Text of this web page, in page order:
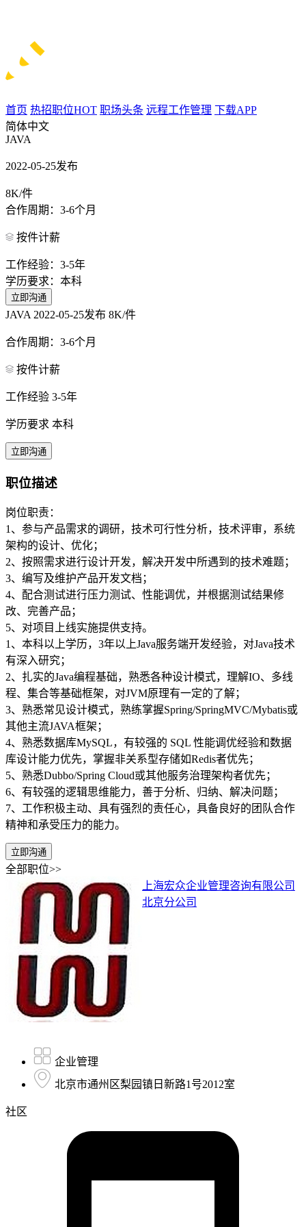
首页 热招职位HOT 职场头条 远程工作管理 下载APP
简体中文
JAVA
2022-05-25发布
8K/件
合作周期：3-6个月
按件计薪
工作经验：3-5年
学历要求：本科
立即沟通
JAVA 2022-05-25发布 8K/件
合作周期：3-6个月
按件计薪
工作经验 3-5年
学历要求 本科
立即沟通
职位描述
岗位职责：
1、参与产品需求的调研，技术可行性分析，技术评审，系统
架构的设计、优化；
2、按照需求进行设计开发，解决开发中所遇到的技术难题；
3、编写及维护产品开发文档；
4、配合测试进行压力测试、性能调优，并根据测试结果修
改、完善产品；
5、对项目上线实施提供支持。
1、本科以上学历，3年以上Java服务端开发经验，对Java技术
有深入研究；
2、扎实的Java编程基础，熟悉各种设计模式，理解IO、多线
程、集合等基础框架，对JVM原理有一定的了解；
3、熟悉常见设计模式，熟练掌握Spring/SpringMVC/Mybatis或
其他主流JAVA框架；
4、熟悉数据库MySQL，有较强的 SQL 性能调优经验和数据
库设计能力优先，掌握非关系型存储如Redis者优先；
5、熟悉Dubbo/Spring Cloud或其他服务治理架构者优先；
6、有较强的逻辑思维能力，善于分析、归纳、解决问题；
7、工作积极主动、具有强烈的责任心，具备良好的团队合作
精神和承受压力的能力。
立即沟通
全部职位>>
上海宏众企业管理咨询有限公司
北京分公司
企业管理
北京市通州区梨园镇日新路1号2012室
社区